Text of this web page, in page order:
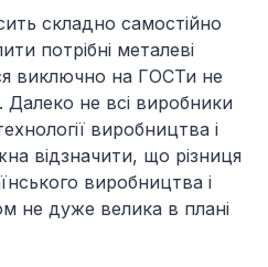
складно самостійно
потрібні металеві
виключно на ГОСТи не
не всі виробники
виробництва і
відзначити, що різниця
виробництва і
не дуже велика в плані